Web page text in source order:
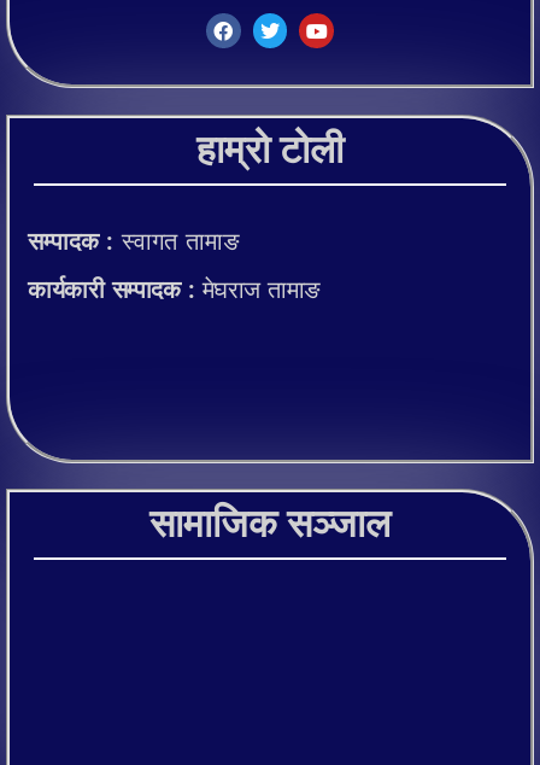
हाम्रो टोली
सम्पादक :स्वागत तामाङ
कार्यकारी सम्पादक :मेघराज तामाङ
सामाजिक सञ्जाल